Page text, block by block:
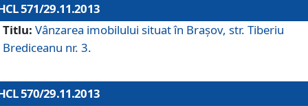
571/29.11.2013
Titlu: Vânzarea imobilului situat în Braşov, str. Tiberiu
Brediceanu nr. 3.
570/29.11.2013